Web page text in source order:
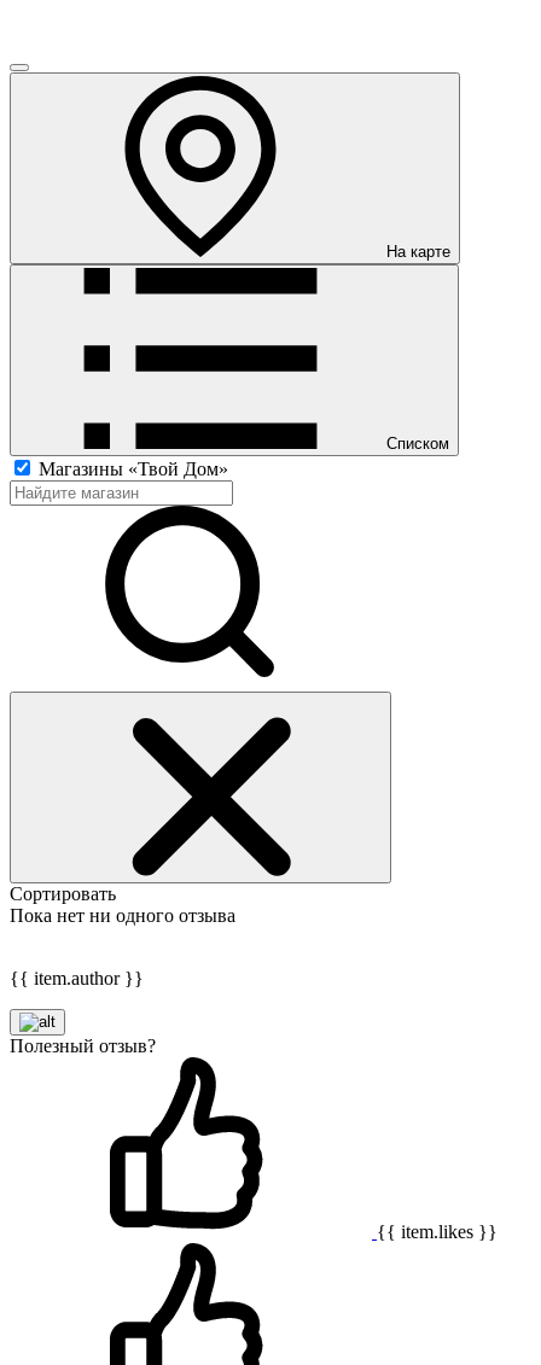
На карте
Списком
Магазины «Твой Дом»
Сортировать
Пока нет ни одного отзыва
{{ item.author }}
Полезный отзыв?
{{ item.likes }}